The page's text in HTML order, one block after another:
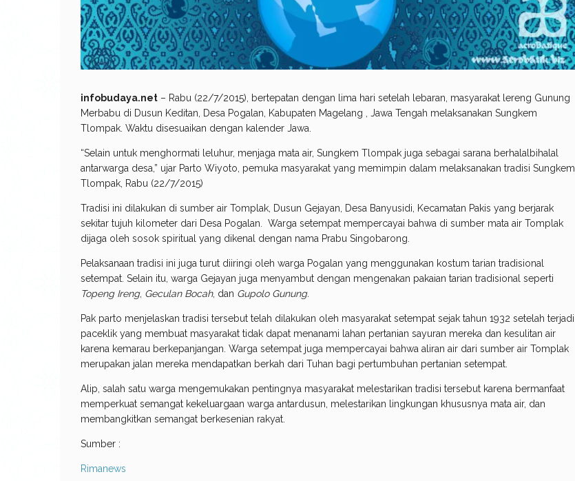
infobudaya.net – Rabu (22/7/2015), bertepatan dengan lima hari setelah lebaran, masyarakat lereng Gunung
Merbabu di Dusun Keditan, Desa Pogalan, Kabupaten Magelang , Jawa Tengah melaksanakan Sungkem
Tlompak. Waktu disesuaikan dengan kalender Jawa.
“Selain untuk menghormati leluhur, menjaga mata air, Sungkem Tlompak juga sebagai sarana berhalalbihalal
antarwarga desa,” ujar Parto Wiyoto, pemuka masyarakat yang memimpin dalam melaksanakan tradisi Sungkem
Tlompak, Rabu (22/7/2015)
Tradisi ini dilakukan di sumber air Tomplak, Dusun Gejayan, Desa Banyusidi, Kecamatan Pakis yang berjarak
sekitar tujuh kilometer dari Desa Pogalan. Warga setempat mempercayai bahwa di sumber mata air Tomplak
dijaga oleh sosok spiritual yang dikenal dengan nama Prabu Singobarong.
Pelaksanaan tradisi ini juga turut diiringi oleh warga Pogalan yang menggunakan kostum tarian tradisional
setempat. Selain itu, warga Gejayan juga menyambut dengan mengenakan pakaian tarian tradisional seperti
Topeng Ireng, Geculan Bocah, dan Gupolo Gunung.
Pak parto menjelaskan tradisi tersebut telah dilakukan oleh masyarakat setempat sejak tahun 1932 setelah terjadi
paceklik yang membuat masyarakat tidak dapat menanami lahan pertanian sayuran mereka dan kesulitan air
karena kemarau berkepanjangan. Warga setempat juga mempercayai bahwa aliran air dari sumber air Tomplak
merupakan jalan mereka mendapatkan berkah dari Tuhan bagi pertumbuhan pertanian setempat.
Alip, salah satu warga mengemukakan pentingnya masyarakat melestarikan tradisi tersebut karena bermanfaat
memperkuat semangat kekeluargaan warga antardusun, melestarikan lingkungan khususnya mata air, dan
membangkitkan semangat berkesenian rakyat.
Sumber :
Rimanews